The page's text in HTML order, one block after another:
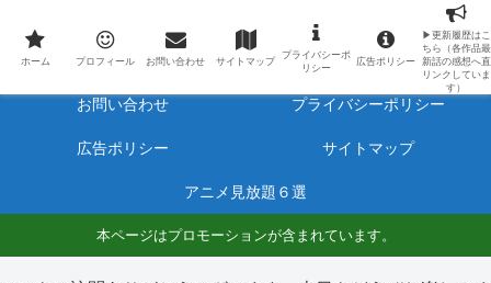
最新アニメのあらすじと感想をネタバレ有りで毎日更新しています。
ホーム プロフィール
お問い合わせ プライバシーポリシー
広告ポリシー サイトマップ
アニメ見放題６選
本ページはプロモーションが含まれています。
ホーム プロフィール お問い合わせ サイトマップ
プライバシーポ
リシー
広告ポリシー
▶更新履歴はこ
ちら（各作品最
新話の感想へ直
リンクしていま
す）